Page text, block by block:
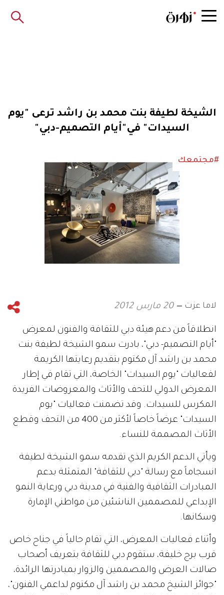
الشيخة لطيفة بنت محمد بن راشد ترعى "يوم
السيدات" في"أيام التصميم-دبي"
#مجتمعك
لاما عزت 20 مارس 2012
انطلاقاً من دعم هيئة دبي للثقافة والفنون لمعرض
"أيام التصميم- دبي"، بادرت سمو الشيخة لطيفة بنت
محمد بن راشد آل مكتوم بتقديم رعايتها الكريمة
لفعاليات "يوم السيدات" الخاصة، التي تقام في إطار
المعرض الدولي للتحف والأثاث والمعروضات الفريدة
المكرس للسيدات. وقد تضمنت فعاليات "يوم
السيدات" عرضاً خاصاً لأكثر من 400 من التحف وقطع
الأثاث المصممة للنساء.
ويأتي الدعم الكريم الذي تقدمه سمو الشيخة لطيفة
انسجاماً مع رسالة "دبي للثقافة" المتمثلة بدعم
المبادرات الثقافية والفنية في مدينة دبي ورعاية النمو
الإبداعي للمصممين الناشئين من مواطني الإمارة
وسكانها.
وأثناء فعاليات المعرض، التي تقام حالياً في جناح خاص
قرب برج خليفة، ستقوم دبي للثقافة بتعريف أصحاب
صالات العرض والمصممين والزوار بمبادرتها الرائدة،
"جوائز الشيخ محمد بن راشد آل مكتوم لداعمي الفنون"،